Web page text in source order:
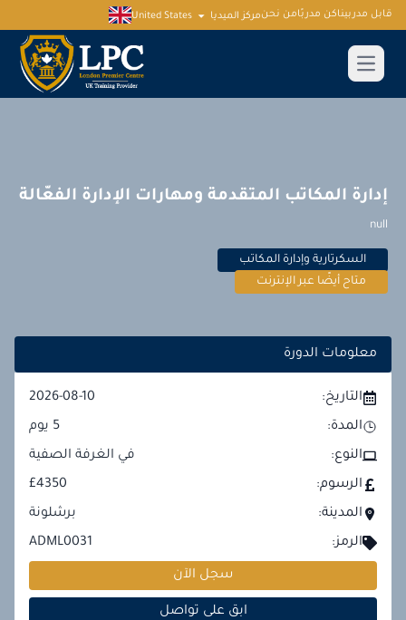
قابل مدربيناكن مدربًامن نحنمركز الميديا United States
إدارة المكاتب المتقدمة ومهارات الإدارة الفعّالة
null
السكرتارية وإدارة المكاتب
متاح أيضًا عبر الإنترنت
معلومات الدورة
التاريخ:
2026-08-10
المدة:
5 يوم
النوع:
في الغرفة الصفية
الرسوم:
£4350
المدينة:
برشلونة
الرمز:
ADML0031
سجل الآن
ابق على تواصل